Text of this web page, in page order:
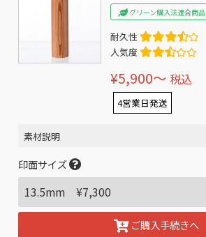
グリーン購入法適合商品
耐久性
人気度
¥5,900〜 税込
4営業日発送
素材説明
印面サイズ
ご購入手続きへ